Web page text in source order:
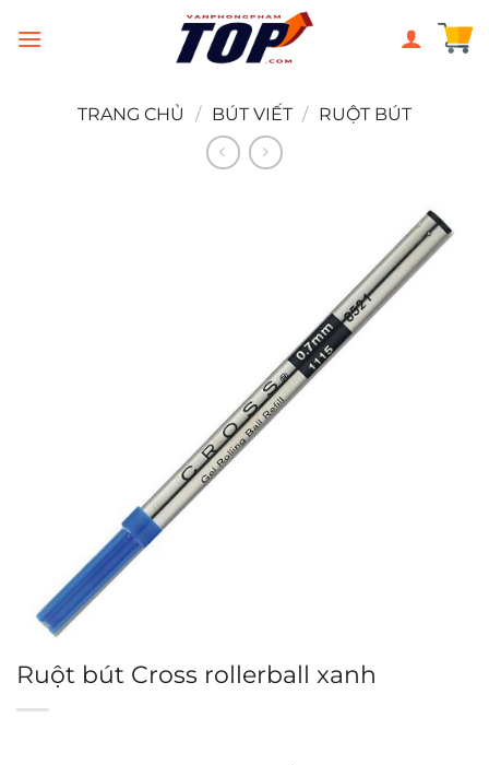
đến
TRANG CHỦ
/ BÚT VIẾT / RUỘT BÚT
Ruột bút Cross rollerball xanh